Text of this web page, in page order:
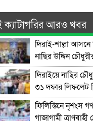
ক্যাটাগরির আরও খবর
দিরাই-শাল্লা
নাছির উদ্দিন
মনোনয়নপত্র সংগ্রহ
দিরাইয়ে নাছির
৩১ দফার লিফলেট
ফিলিস্তিনে নৃশংস
গাজাগামী